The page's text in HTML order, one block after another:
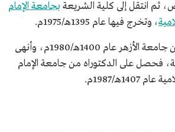
ثم انتقل إلى كلية الشريعة بجامعة الإمام
، وتخرج فيها عام 1395هـ/1975م.
حصل على الماجستير من جامعة الأزهر عام 1400هـ/1980م، وأنهى
فحصل على الدكتوراه من جامعة الإمام
1987م.